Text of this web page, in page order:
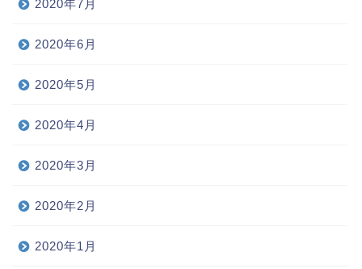
2020年7月
2020年6月
2020年5月
2020年4月
2020年3月
2020年2月
2020年1月